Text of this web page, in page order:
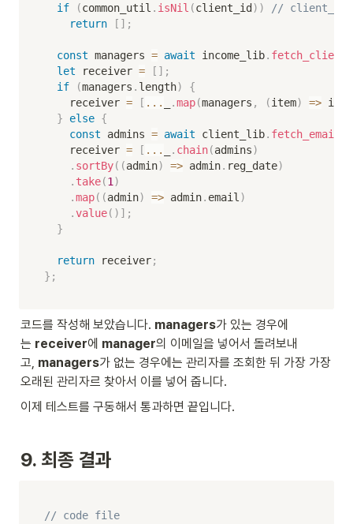
if
(common_util . isNil (client_id ) )
// client_id가
return
[ ] ;
const managers = await income_lib.
let receiver = [ ] ;
if
(managers . length)
{
    receiver
= [ ... .map(managers , (item) => item
}
else {
const admins = await client_lib.
    receiver
= [ ... . chain(admins)
. sortBy( (admin) => admin. reg_date)
. take(1 )
.map( (admin) => admin. email )
.value( ) ] ;
}
return receiver;
} ;
코드를 작성해 보았습니다. managers가 있는 경우에
는 receiver에 manager의 이메일을 넣어서 돌려보내
고, managers가 없는 경우에는 관리자를 조회한 뒤 가장 가장
오래된 관리자르 찾아서 이를 넣어 줍니다.
이제 테스트를 구동해서 통과하면 끝입니다.
9. 최종 결과
// code file